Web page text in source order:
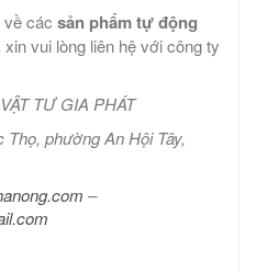
các sản phẩm tự động
xin vui lòng liên hệ với công ty
TƯ GIA PHÁT
phường An Hội Tây,
–